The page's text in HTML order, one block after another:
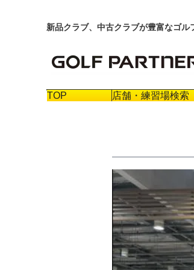
新品クラブ、中古クラブが豊富なゴ
TOP 店舗・練習場検索